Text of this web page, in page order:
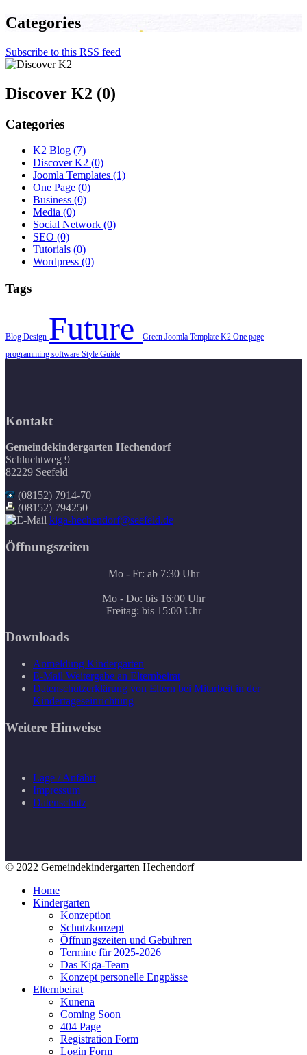
Categories
Subscribe to this RSS feed
Discover K2 (0)
Categories
K2 Blog (7)
Discover K2 (0)
Joomla Templates (1)
One Page (0)
Business (0)
Media (0)
Social Network (0)
SEO (0)
Tutorials (0)
Wordpress (0)
Tags
Blog Design Future Green Joomla Template K2 One page
programming software Style Guide
Kontakt
Gemeindekindergarten Hechendorf
Schluchtweg 9
82229 Seefeld
(08152) 7914-70
(08152) 794250
kiga-hechendorf@seefeld.de
Öffnungszeiten
Mo - Fr: ab 7:30 Uhr
Mo - Do: bis 16:00 Uhr
Freitag: bis 15:00 Uhr
Downloads
Anmeldung Kindergarten
E-Mail Weitergabe an Elternbeirat
Datenschutzerklärung von Eltern bei Mitarbeit in der
Kindertageseinrichtung
Weitere Hinweise
Lage / Anfahrt
Impressum
Datenschutz
© 2022 Gemeindekindergarten Hechendorf
Home
Kindergarten
Konzeption
Schutzkonzept
Öffnungszeiten und Gebühren
Termine für 2025-2026
Das Kiga-Team
Konzept personelle Engpässe
Elternbeirat
Kunena
Coming Soon
404 Page
Registration Form
Login Form